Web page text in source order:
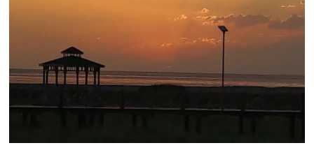
Kim Kimdir?
Kültür & Sanat